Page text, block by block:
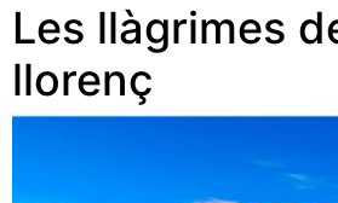
Les llàgrimes
llorenç